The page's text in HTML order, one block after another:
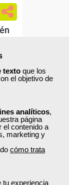
texto que los
el objetivo de
analíticos,
página
el contenido a
marketing y
cómo trata
tu experiencia